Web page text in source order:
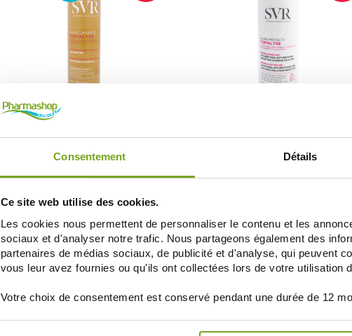
Consentement Détails
Ce site web utilise des cookies.
Les cookies nous permettent de personnaliser le contenu et les
sociaux et d'analyser notre trafic. Nous partageons également des
partenaires de médias sociaux, de publicité et d'analyse, qui peuvent
vous leur avez fournies ou qu'ils ont collectées lors de votre utilisation
Votre choix de consentement est conservé pendant une durée de 12
MICELLAIRE 200 ML
8,45 €
6,76 €
AÑADIR A LA CESTA
14,36 €
AÑADIR A LA CESTA
-15% -20